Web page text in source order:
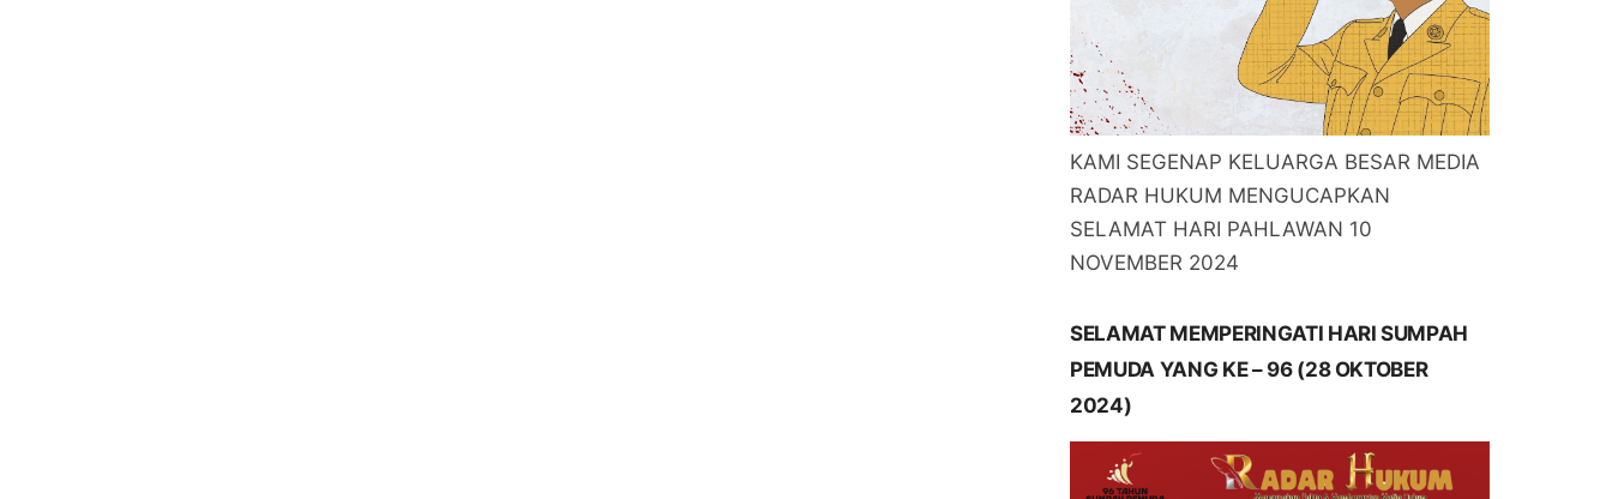
KAMI SEGENAP KELUARGA BESAR MEDIA
RADAR HUKUM MENGUCAPKAN
SELAMAT HARI PAHLAWAN 10
NOVEMBER 2024
SELAMAT MEMPERINGATI HARI SUMPAH
PEMUDA YANG KE – 96 (28 OKTOBER
2024)